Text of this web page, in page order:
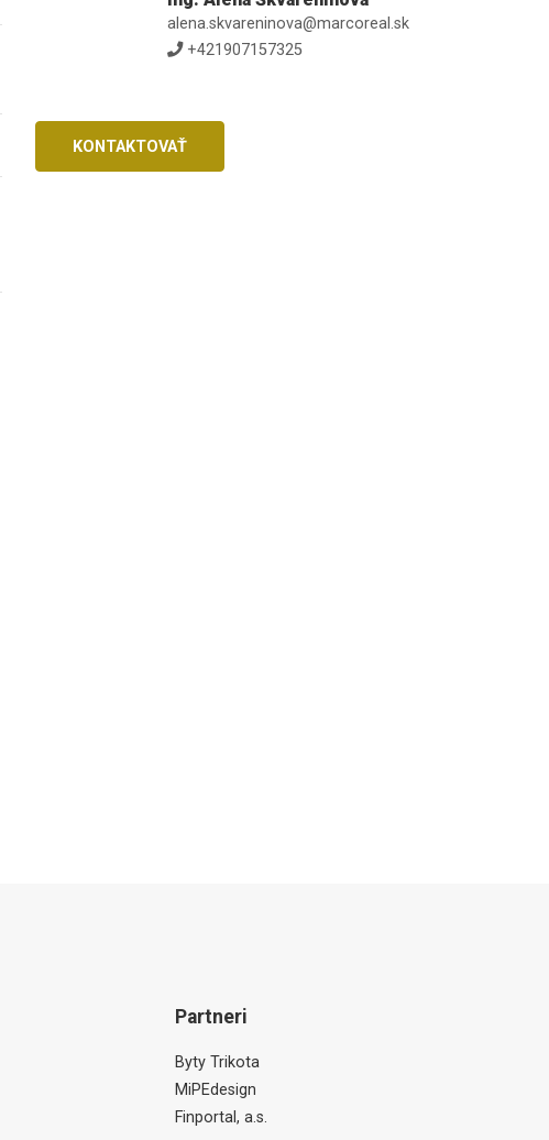
alena.skvareninova@marcoreal.sk
+421907157325
KONTAKTOVAŤ
Partneri
Byty Trikota
MiPEdesign
Finportal, a.s.